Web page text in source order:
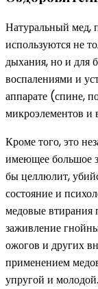
Натуральный мед,
используются не
дыхания, но и для
воспалениями и
аппарате (спине,
микроэлементов и
Кроме того, это
имеющее большое
бы целлюлит,
состояние и
медовые втирания
заживление
ожогов и других
применением
упругой и молодой.